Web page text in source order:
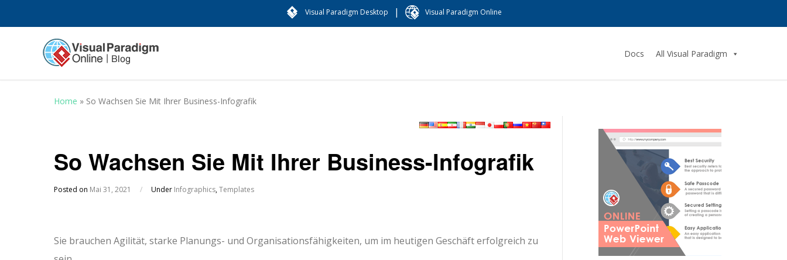
Visual Paradigm Desktop | Visual Paradigm Online
Docs All Visual Paradigm
Home » So Wachsen Sie Mit Ihrer Business-Infografik
So Wachsen Sie Mit Ihrer Business-Infografik
Posted on Mai 31, 2021 / Under Infographics,Templates
Sie brauchen Agilität, starke Planungs- und Organisationsfähigkeiten, um im heutigen Geschäft erfolgreich zu